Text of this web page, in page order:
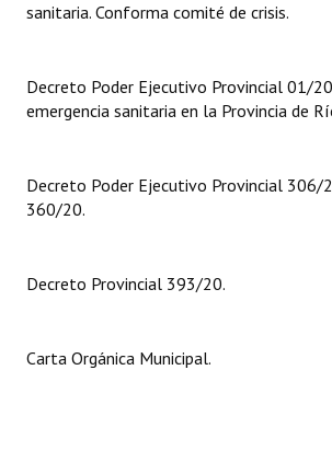
Resoluciones de Presidencia
Antiguos Pobladores
Registros y Distinciones
Premio al Mérito - Registro
sanitaria. Conforma comité de crisis.
Decreto Poder Ejecutivo Provincial 01/
emergencia sanitaria en la Provincia de
Decreto Poder Ejecutivo Provincial 306/
360/20.
Decreto Provincial 393/20.
Carta Orgánica Municipal.